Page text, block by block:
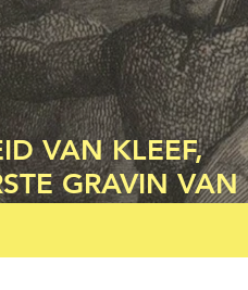
VAN KLEEF,
GRAVIN VAN